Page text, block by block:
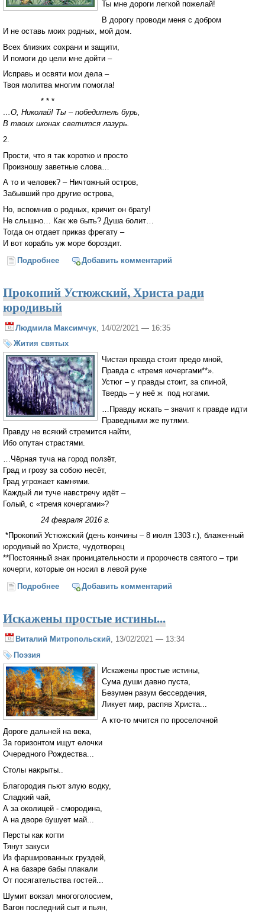
Ты мне дороги легкой пожелай!
В дорогу проводи меня с добром
И не оставь моих родных, мой дом.
Всех близких сохрани и защити,
И помоги до цели мне дойти –
Исправь и освяти мои дела –
Твоя молитва многим помогла!
* * *
…О, Николай! Ты – победитель бурь,
В твоих иконах светится лазурь.
2.
Прости, что я так коротко и просто
Произношу заветные слова…
А то и человек? – Ничтожный остров,
Забывший про другие острова,
Но, вспомнив о родных, кричит он брату!
Не слышно… Как же быть? Душа болит…
Тогда он отдает приказ фрегату –
И вот корабль уж море бороздит.
Подробнее о Святитель Николай Мирликийский, чудотворец
Добавить комментарий
Прокопий Устюжский, Христа ради
юродивый
Людмила Максимчук , 14/02/2021 — 16:35
Жития святых
Чистая правда стоит предо мной,
Правда с «тремя кочергами**».
Устюг – у правды стоит, за спиной,
Твердь – у неё ж под ногами.
…Правду искать – значит к правде идти
Праведными же путями.
Правду не всякий стремится найти,
Ибо опутан страстями.
…Чёрная туча на город ползёт,
Град и грозу за собою несёт,
Град угрожает камнями.
Каждый ли туче навстречу идёт –
Голый, с «тремя кочергами»?
24 февраля 2016 г.
*Прокопий Устюжский (день кончины – 8 июля 1303 г.), блаженный
юродивый во Христе, чудотворец
**Постоянный знак проницательности и пророчеств святого – три
кочерги, которые он носил в левой руке
Подробнее о Прокопий Устюжский, Христа ради юродивый
Добавить комментарий
Искажены простые истины...
Виталий Митропольский , 13/02/2021 — 13:34
Поэзия
Искажены простые истины,
Сума души давно пуста,
Безумен разум бессердечия,
Ликует мир, распяв Христа...
А кто-то мчится по проселочной
Дороге дальней на века,
За горизонтом ищут елочки
Очередного Рождества...
Столы накрыты..
Благородия пьют злую водку,
Сладкий чай,
А за околицей - смородина,
А на дворе бушует май...
Персты как когти
Тянут закуси
Из фаршированных груздей,
А на базаре бабы плакали
От посягательства гостей...
Шумит вокзал многоголосием,
Вагон последний сыт и пьян,